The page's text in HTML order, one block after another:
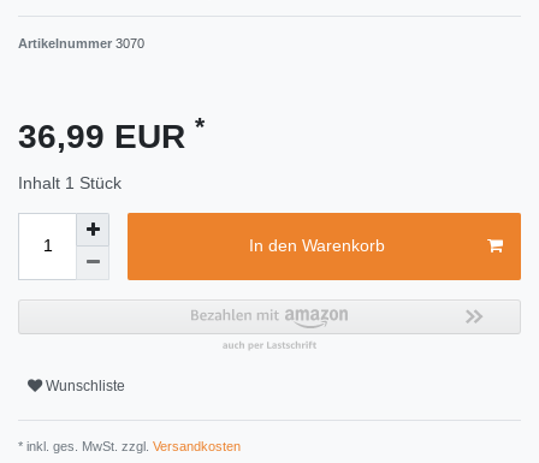
Artikelnummer 3070
36,99 EUR *
Inhalt 1 Stück
In den Warenkorb
Wunschliste
* inkl. ges. MwSt. zzgl. Versandkosten